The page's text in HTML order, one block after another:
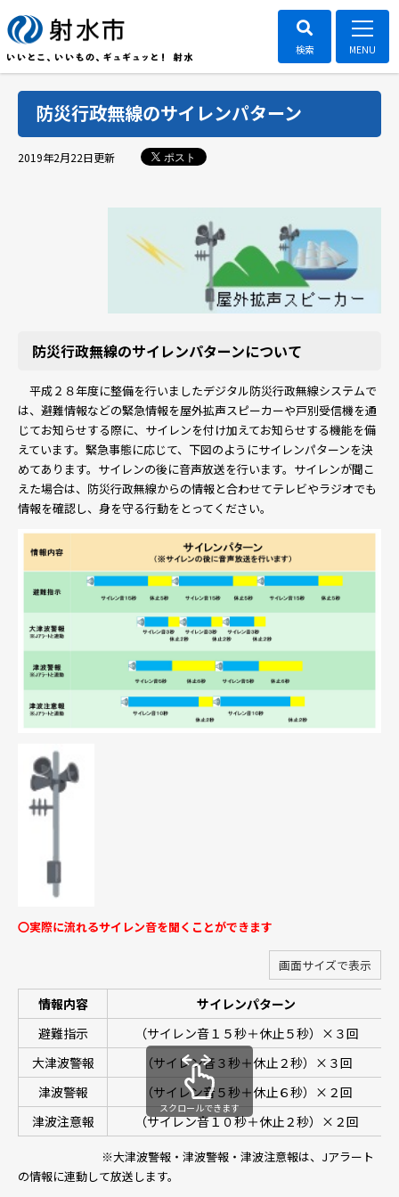
防災行政無線のサイレンパターン
2019年2月22日更新 ポスト
防災行政無線のサイレンパターンについて
平成２８年度に整備を行いましたデジタル防災行政無線システムで
は、避難情報などの緊急情報を屋外拡声スピーカーや戸別受信機を通
じてお知らせする際に、サイレンを付け加えてお知らせする機能を備
えています。緊急事態に応じて、下図のようにサイレンパターンを決
めてあります。サイレンの後に音声放送を行います。サイレンが聞こ
えた場合は、防災行政無線からの情報と合わせてテレビやラジオでも
情報を確認し、身を守る行動をとってください。
〇実際に流れるサイレン音を聞くことができます
画面サイズで表示
情報内容
サイレンパターン
避難指示
（サイレン音１５秒＋休止５秒）×３回
大津波警報
（サイレン音３秒＋休止２秒）×３回
津波警報
（サイレン音５秒＋休止６秒）×２回
津波注意報
（サイレン音１０秒＋休止２秒）×２回
スクロールできます
※大津波警報・津波警報・津波注意報は、Jアラート
の情報に連動して放送します。